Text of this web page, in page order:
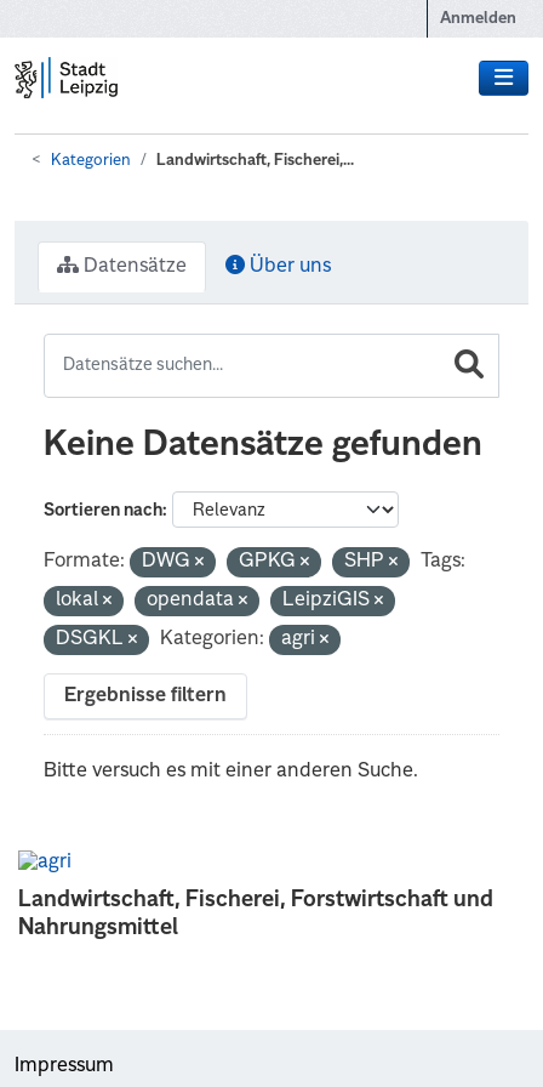
Anmelden
Kategorien Landwirtschaft, Fischerei,...
Landwirtschaft, Fischerei, Forstwirtschaft und
Nahrungsmittel
Datensätze Über uns
Keine Datensätze gefunden
Sortieren nach
Formate: DWG GPKG SHP
Tags:
lokal
opendata
LeipziGIS
DSGKL
Kategorien: agri
Ergebnisse filtern
Bitte versuch es mit einer anderen Suche.
Impressum